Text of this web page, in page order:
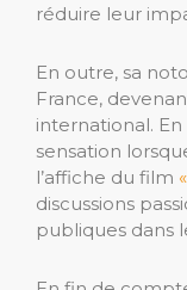
réduire leur
En outre, sa
France,
international.
sensation
l’affiche du film
discussions
publiques dans